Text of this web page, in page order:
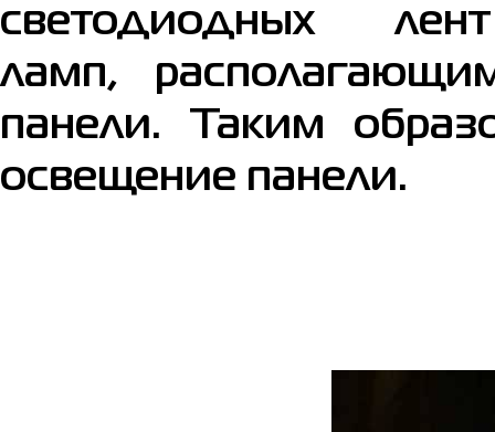
светодиодных
ламп,
панели. Таким
освещение панели.